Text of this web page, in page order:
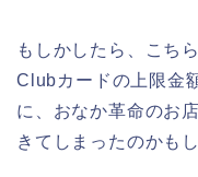
もしかしたら、こち
Clubカードの上限金
に、おなか革命のお
きてしまったのかも